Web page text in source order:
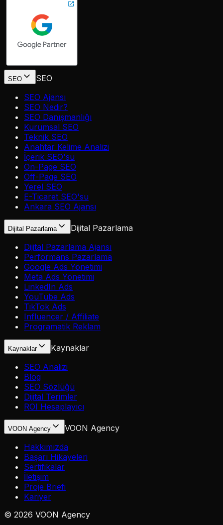
SEO
SEO
SEO Ajansı
SEO Nedir?
SEO Danışmanlığı
Kurumsal SEO
Teknik SEO
Anahtar Kelime Analizi
İçerik SEO'su
On-Page SEO
Off-Page SEO
Yerel SEO
E-Ticaret SEO'su
Ankara SEO Ajansı
Dijital Pazarlama
Dijital Pazarlama
Dijital Pazarlama Ajansı
Performans Pazarlama
Google Ads Yönetimi
Meta Ads Yönetimi
LinkedIn Ads
YouTube Ads
TikTok Ads
Influencer / Affiliate
Programatik Reklam
Kaynaklar
Kaynaklar
SEO Analizi
Blog
SEO Sözlüğü
Dijital Terimler
ROI Hesaplayıcı
VOON Agency
VOON Agency
Hakkımızda
Başarı Hikayeleri
Sertifikalar
İletişim
Proje Briefi
Kariyer
© 2026 VOON Agency